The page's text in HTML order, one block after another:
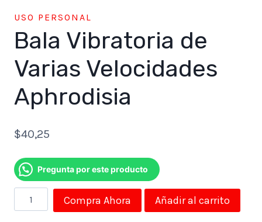
USO PERSONAL
Bala Vibratoria de
Varias Velocidades
Aphrodisia
$40,25
Pregunta por este producto
Bala
Vibratoria
Compra Ahora Añadir al carrito